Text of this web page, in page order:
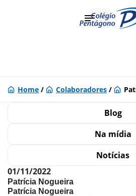
Home / Colaboradores /
Blog
Na mídia
Notícias
01/11/2022
Patrícia Nogueira
Patrícia Nogueira